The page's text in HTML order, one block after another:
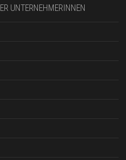
UNTERNEHMERINNEN